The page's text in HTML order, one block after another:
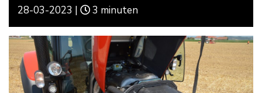
28-03-2023 | 3 minuten